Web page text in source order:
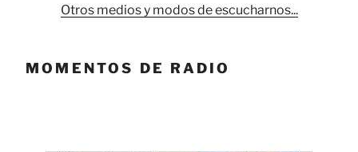
Otros medios y modos de escucharnos...
MOMENTOS DE RADIO